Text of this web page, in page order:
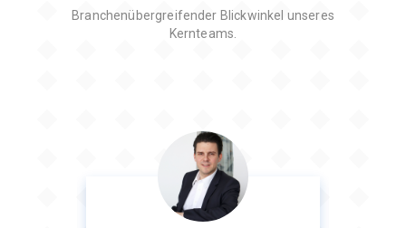
Branchenübergreifender Blickwinkel unseres
Kernteams.